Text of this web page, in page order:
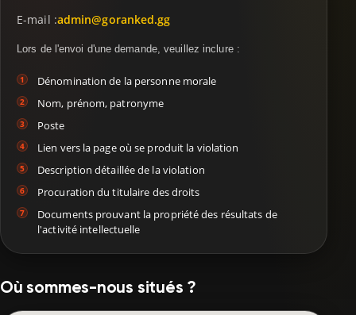
E-mail :admin@goranked.gg
Lors de l'envoi d'une demande, veuillez inclure :
Dénomination de la personne morale
Nom, prénom, patronyme
Poste
Lien vers la page où se produit la violation
Description détaillée de la violation
Procuration du titulaire des droits
Documents prouvant la propriété des résultats de
l'activité intellectuelle
Où sommes-nous situés ?